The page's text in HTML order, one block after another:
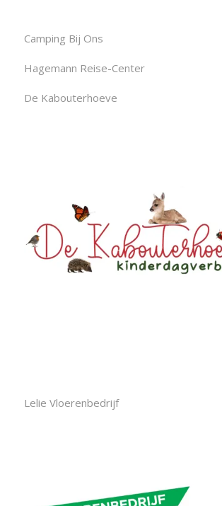
Camping Bij Ons
Hagemann Reise-Center
De Kabouterhoeve
Lelie Vloerenbedrijf